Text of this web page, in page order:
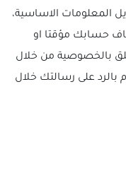
المعلومات الاساسية،
حسابك مؤقتا او
بالخصوصية من خلال
بالرد على رسالتك خلال